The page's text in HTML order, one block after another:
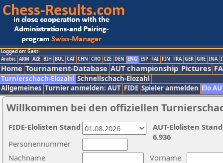
Logged on: Gast
Arabic ARM AZE BIH BUL CAT CHN CRO CZE DEN ENG ESP FAI FIN FRA GER GRE INA
Home Tournament-Database AUT championship Pictures
Turnierschach-Elozahl Schnellschach-Elozahl
Allgemeines Turnier anmelden: AUT FIDE Spieler anmelden Elo
Willkommen bei den offiziellen
Nachname
Vorname
Personennummer
AUT-Elolisten
6.936
FIDE-Elolisten Stand